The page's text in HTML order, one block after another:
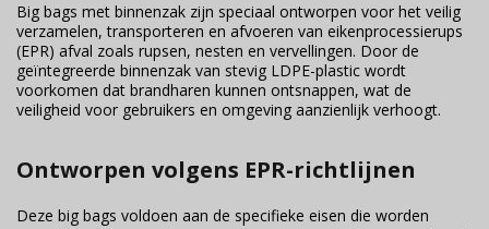
Big bags met binnenzak zijn speciaal ontworpen voor het veilig
verzamelen, transporteren en afvoeren van eikenprocessierups
(EPR) afval zoals rupsen, nesten en vervellingen. Door de
geïntegreerde binnenzak van stevig LDPE-plastic wordt
voorkomen dat brandharen kunnen ontsnappen, wat de
veiligheid voor gebruikers en omgeving aanzienlijk verhoogt.
Ontworpen volgens EPR-richtlijnen
Deze big bags voldoen aan de specifieke eisen die worden